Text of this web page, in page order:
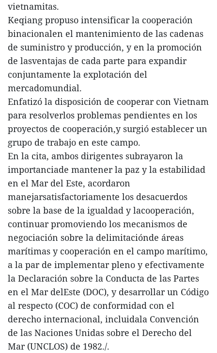
vietnamitas.
Keqiang propuso intensificar la cooperación
binacionalen el mantenimiento de las cadenas
de suministro y producción, y en la promoción
de lasventajas de cada parte para expandir
conjuntamente la explotación del
mercadomundial.
Enfatizó la disposición de cooperar con Vietnam
para resolverlos problemas pendientes en los
proyectos de cooperación,y surgió establecer un
grupo de trabajo en este campo.
En la cita, ambos dirigentes subrayaron la
importanciade mantener la paz y la estabilidad
en el Mar del Este, acordaron
manejarsatisfactoriamente los desacuerdos
sobre la base de la igualdad y lacooperación,
continuar promoviendo los mecanismos de
negociación sobre la delimitaciónde áreas
marítimas y cooperación en el campo marítimo,
a la par de implementar pleno y efectivamente
la Declaración sobre la Conducta de las Partes
en el Mar delEste (DOC), y desarrollar un Código
al respecto (COC) de conformidad con el
derecho internacional, incluidala Convención
de las Naciones Unidas sobre el Derecho del
Mar (UNCLOS) de 1982./.